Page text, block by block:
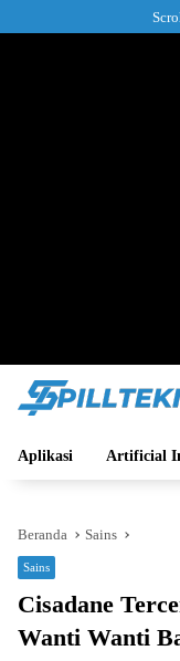
ke
Aplikasi Artificial
Beranda Sains
Sains
Cisadane
Wanti Wanti